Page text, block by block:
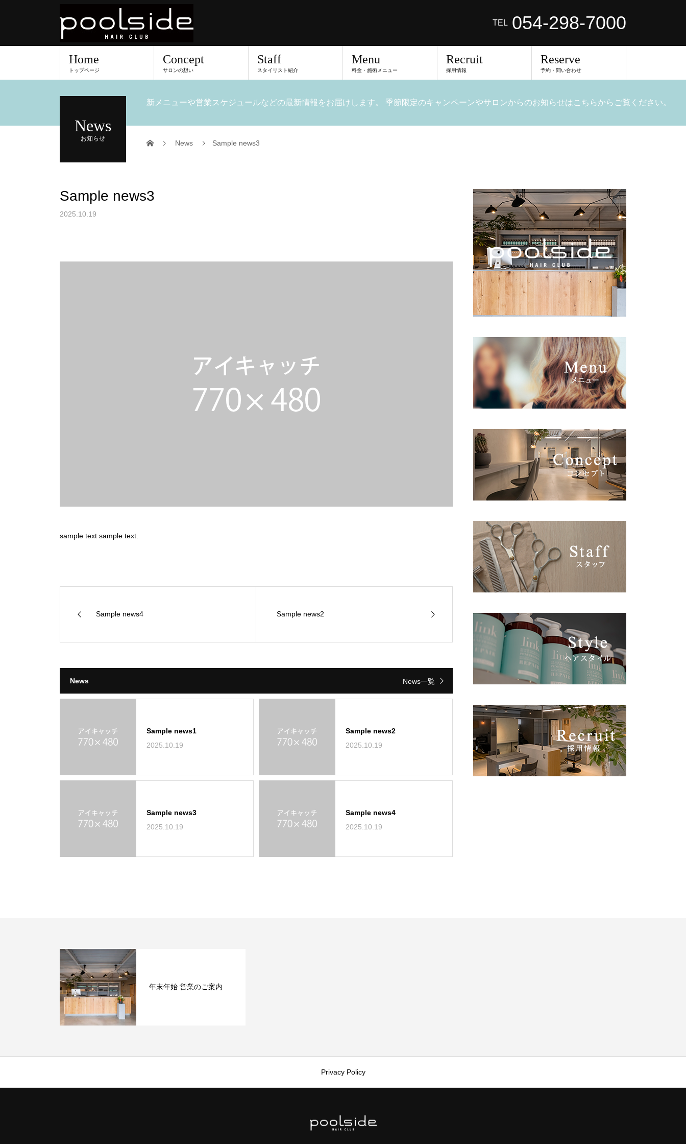
TEL 054-298-7000
Home
トップページ
Concept
サロンの想い
Staff
スタイリスト紹介
Menu
料金・施術メニュー
Recruit
採用情報
Reserve
予約・問い合わせ
News
お知らせ
新メニューや営業スケジュールなどの最新情報をお届けします。 季節限定のキャンペーンやサロンからのお知らせはこちらからご覧ください。
News Sample news3
Sample news3
2025.10.19
sample text sample text.
Sample news4 Sample news2
News News一覧
Sample news1
2025.10.19
Sample news2
2025.10.19
Sample news3
2025.10.19
Sample news4
2025.10.19
年末年始 営業のご案内
Privacy Policy